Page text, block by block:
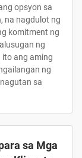
opsyon sa
na nagdulot ng
komitment ng
ng
ang aming
ng
sa
sa Mga